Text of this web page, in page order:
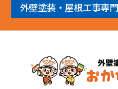
外壁塗装・屋根工事専